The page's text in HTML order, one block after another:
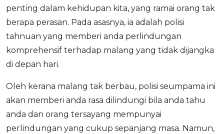
Promo OCBC - Your Gift, Your Choice
Artikel Terkini
Pinjaman Peribadi
Insurans
Pengurusan Kewangan
Pinjaman Kereta
penting dalam kehidupan kita, yang ramai orang tak
berapa perasan. Pada asasnya, ia adalah polisi
tahnuan yang memberi anda perlindungan
komprehensif terhadap malang yang tidak dijangka
di depan hari.
Oleh kerana malang tak berbau, polisi seumpama ini
akan memberi anda rasa dilindungi bila anda tahu
anda dan orang tersayang mempunyai
perlindungan yang cukup sepanjang masa. Namun,